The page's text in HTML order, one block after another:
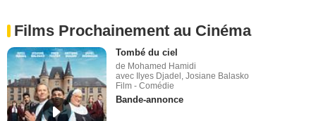
Films Prochainement au Cinéma
Tombé du ciel
de Mohamed Hamidi
avec Ilyes Djadel, Josiane Balasko
Film - Comédie
Bande-annonce